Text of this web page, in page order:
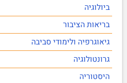
ביולוגיה
בריאות הציבור
גיאוגרפיה ולימודי סביבה
גרונטולוגיה
היסטוריה